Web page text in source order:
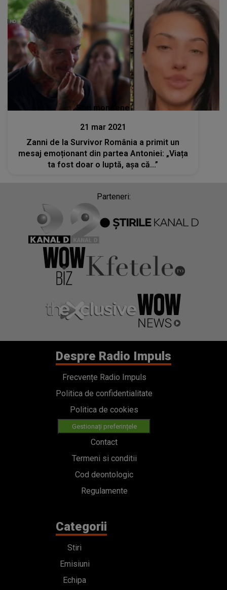
Stiri mondene
21 mar 2021
Zanni de la Survivor România a primit un
mesaj emoționant din partea Antoniei: „Viața
ta fost doar o luptă, așa că...”
Parteneri:
Despre Radio Impuls
Frecvențe Radio Impuls
Politica de confidentialitate
Politica de cookies
Gestionați preferințele
Contact
Termeni si conditii
Cod deontologic
Regulamente
Categorii
Stiri
Emisiuni
Echipa